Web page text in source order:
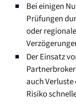
Bei einigen
Prüfungen
oder
Der Einsatz
auch
Risiko